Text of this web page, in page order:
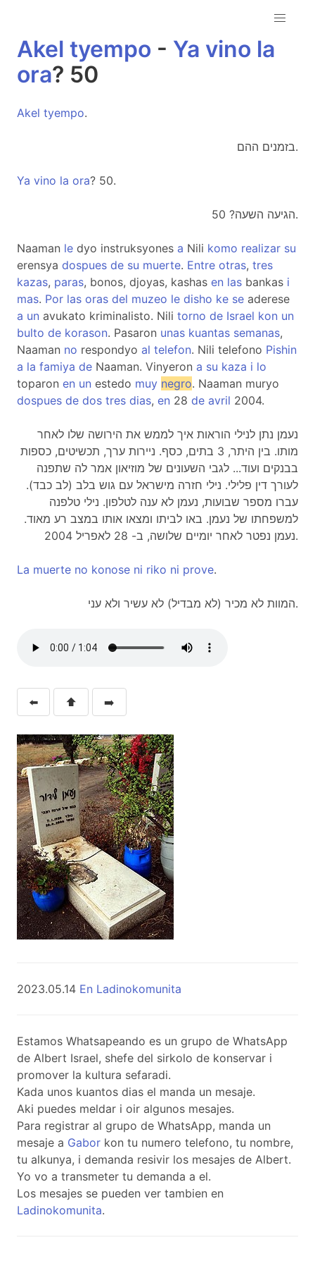
Akel tyempo - Ya vino la
ora? 50
Akel tyempo.
בזמנים ההם.
Ya vino la ora? 50.
הגיעה השעה? 50.
Naaman le dyo instruksyones a Nili komo realizar su
erensya dospues de su muerte. Entre otras, tres
kazas, paras, bonos, djoyas, kashas en las bankas i
mas. Por las oras del muzeo le disho ke se aderese
a un avukato kriminalisto. Nili torno de Israel kon un
bulto de korason. Pasaron unas kuantas semanas,
Naaman no respondyo al telefon. Nili telefono Pishin
a la famiya de Naaman. Vinyeron a su kaza i lo
toparon en un estedo muy negro. Naaman muryo
dospues de dos tres dias, en 28 de avril 2004.
נעמן נתן לנילי הוראות איך לממש את הירושה שלו לאחר
מותו. בין היתר, 3 בתים, כסף. ניירות ערך, תכשיטים, כספות
בבנקים ועוד... לגבי השעונים של מוזיאון אמר לה שתפנה
לעורך דין פלילי. נילי חזרה מישראל עם גוש בלב (לב כבד).
עברו מספר שבועות, נעמן לא ענה לטלפון. נילי טלפנה
למשפחתו של נעמן. באו לביתו ומצאו אותו במצב רע מאוד.
נעמן נפטר לאחר יומיים שלושה, ב- 28 לאפריל 2004.
La muerte no konose ni riko ni prove.
המוות לא מכיר (לא מבדיל) לא עשיר ולא עני.
⬅️ ⬆️ ➡️
2023.05.14 En Ladinokomunita
Estamos Whatsapeando es un grupo de WhatsApp
de Albert Israel, shefe del sirkolo de konservar i
promover la kultura sefaradi.
Kada unos kuantos dias el manda un mesaje.
Aki puedes meldar i oir algunos mesajes.
Para registrar al grupo de WhatsApp, manda un
mesaje a Gabor kon tu numero telefono, tu nombre,
tu alkunya, i demanda resivir los mesajes de Albert.
Yo vo a transmeter tu demanda a el.
Los mesajes se pueden ver tambien en
Ladinokomunita.